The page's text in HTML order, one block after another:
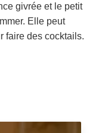
givrée et le petit
Elle peut
faire des cocktails.